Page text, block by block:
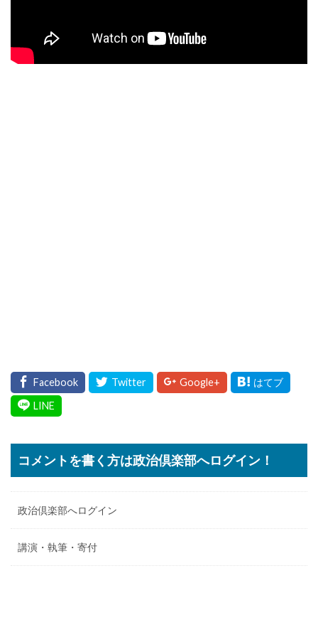
コメントを書く方は政治倶楽部へログイン！
政治倶楽部へログイン
講演・執筆・寄付